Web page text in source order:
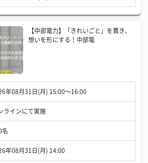
【中部電力】「きれいごと」を貫き、
想いを形にする！中部電
年08月31日(月) 15:00〜16:00
ラインにて実施
名
年08月31日(月) 14:00